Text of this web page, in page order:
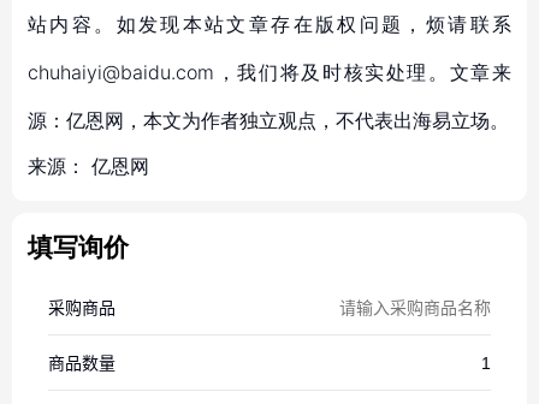
站内容。如发现本站文章存在版权问题，烦请联系
chuhaiyi@baidu.com，我们将及时核实处理。文章来
源：亿恩网，本文为作者独立观点，不代表出海易立场。
来源： 亿恩网
填写询价